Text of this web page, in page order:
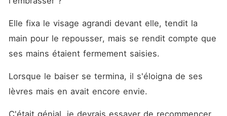
Elle fixa le visage agrandi devant elle, tendit la
main pour le repousser, mais se rendit compte que
ses mains étaient fermement saisies.
Lorsque le baiser se termina, il s'éloigna de ses
lèvres mais en avait encore envie.
C'était génial, je devrais essayer de recommencer